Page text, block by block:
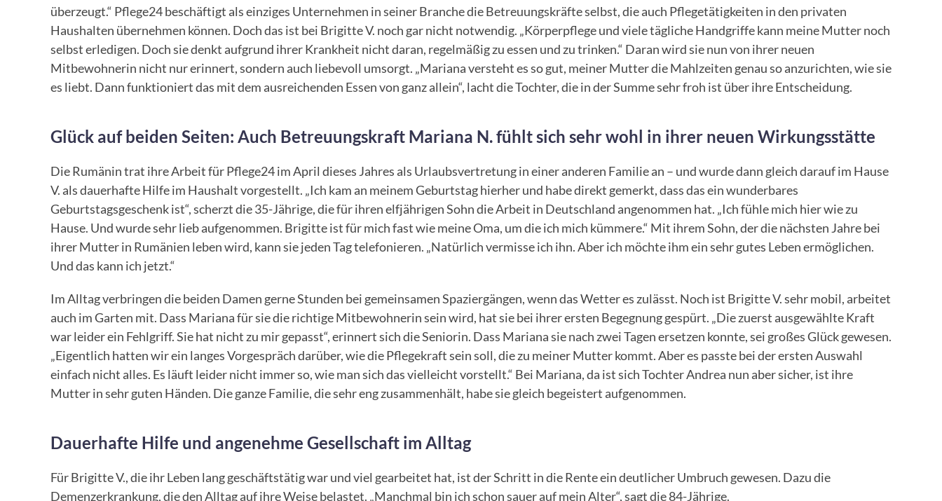
überzeugt.“ Pflege24 beschäftigt als einziges Unternehmen in seiner Branche die Betreuungskräfte selbst, die auch Pflegetätigkeiten in den privaten
Haushalten übernehmen können. Doch das ist bei Brigitte V. noch gar nicht notwendig. „Körperpflege und viele tägliche Handgriffe kann meine Mutter noch
selbst erledigen. Doch sie denkt aufgrund ihrer Krankheit nicht daran, regelmäßig zu essen und zu trinken.“ Daran wird sie nun von ihrer neuen
Mitbewohnerin nicht nur erinnert, sondern auch liebevoll umsorgt. „Mariana versteht es so gut, meiner Mutter die Mahlzeiten genau so anzurichten, wie sie
es liebt. Dann funktioniert das mit dem ausreichenden Essen von ganz allein“, lacht die Tochter, die in der Summe sehr froh ist über ihre Entscheidung.
Glück auf beiden Seiten: Auch Betreuungskraft Mariana N. fühlt sich sehr wohl in ihrer neuen Wirkungsstätte
Die Rumänin trat ihre Arbeit für Pflege24 im April dieses Jahres als Urlaubsvertretung in einer anderen Familie an – und wurde dann gleich darauf im Hause
V. als dauerhafte Hilfe im Haushalt vorgestellt. „Ich kam an meinem Geburtstag hierher und habe direkt gemerkt, dass das ein wunderbares
Geburtstagsgeschenk ist“, scherzt die 35-Jährige, die für ihren elfjährigen Sohn die Arbeit in Deutschland angenommen hat. „Ich fühle mich hier wie zu
Hause. Und wurde sehr lieb aufgenommen. Brigitte ist für mich fast wie meine Oma, um die ich mich kümmere.“ Mit ihrem Sohn, der die nächsten Jahre bei
ihrer Mutter in Rumänien leben wird, kann sie jeden Tag telefonieren. „Natürlich vermisse ich ihn. Aber ich möchte ihm ein sehr gutes Leben ermöglichen.
Und das kann ich jetzt.“
Im Alltag verbringen die beiden Damen gerne Stunden bei gemeinsamen Spaziergängen, wenn das Wetter es zulässt. Noch ist Brigitte V. sehr mobil, arbeitet
auch im Garten mit. Dass Mariana für sie die richtige Mitbewohnerin sein wird, hat sie bei ihrer ersten Begegnung gespürt. „Die zuerst ausgewählte Kraft
war leider ein Fehlgriff. Sie hat nicht zu mir gepasst“, erinnert sich die Seniorin. Dass Mariana sie nach zwei Tagen ersetzen konnte, sei großes Glück gewesen.
„Eigentlich hatten wir ein langes Vorgespräch darüber, wie die Pflegekraft sein soll, die zu meiner Mutter kommt. Aber es passte bei der ersten Auswahl
einfach nicht alles. Es läuft leider nicht immer so, wie man sich das vielleicht vorstellt.“ Bei Mariana, da ist sich Tochter Andrea nun aber sicher, ist ihre
Mutter in sehr guten Händen. Die ganze Familie, die sehr eng zusammenhält, habe sie gleich begeistert aufgenommen.
Dauerhafte Hilfe und angenehme Gesellschaft im Alltag
Für Brigitte V., die ihr Leben lang geschäftstätig war und viel gearbeitet hat, ist der Schritt in die Rente ein deutlicher Umbruch gewesen. Dazu die
Demenzerkrankung, die den Alltag auf ihre Weise belastet. „Manchmal bin ich schon sauer auf mein Alter“, sagt die 84-Jährige.